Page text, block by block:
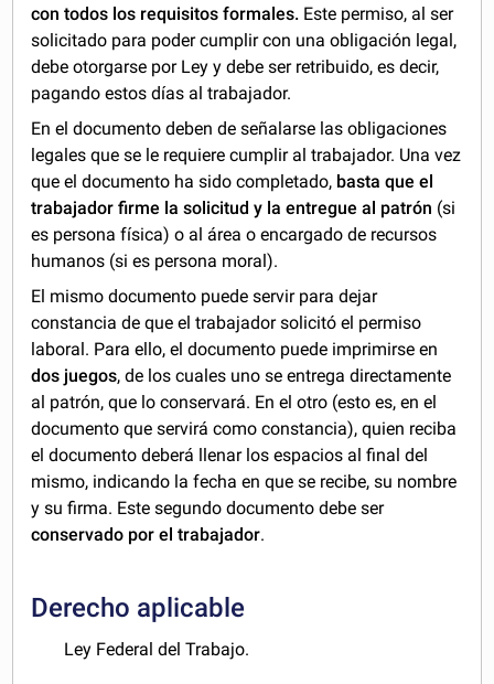
con todos los requisitos formales. Este permiso, al ser
solicitado para poder cumplir con una obligación legal,
debe otorgarse por Ley y debe ser retribuido, es decir,
pagando estos días al trabajador.
En el documento deben de señalarse las obligaciones
legales que se le requiere cumplir al trabajador. Una vez
que el documento ha sido completado, basta que el
trabajador firme la solicitud y la entregue al patrón (si
es persona física) o al área o encargado de recursos
humanos (si es persona moral).
El mismo documento puede servir para dejar
constancia de que el trabajador solicitó el permiso
laboral. Para ello, el documento puede imprimirse en
dos juegos, de los cuales uno se entrega directamente
al patrón, que lo conservará. En el otro (esto es, en el
documento que servirá como constancia), quien reciba
el documento deberá llenar los espacios al final del
mismo, indicando la fecha en que se recibe, su nombre
y su firma. Este segundo documento debe ser
conservado por el trabajador.
Derecho aplicable
Ley Federal del Trabajo.